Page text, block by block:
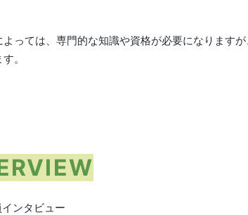
っては、専門的な知識や資格が必要になります
。
ンタビュー